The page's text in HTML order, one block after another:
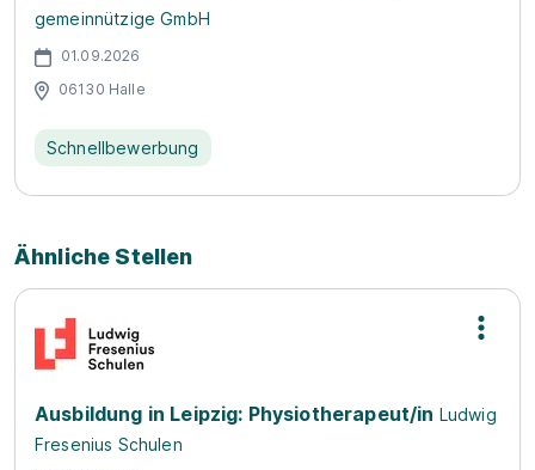
gemeinnützige GmbH
01.09.2026
06130 Halle
Schnellbewerbung
Ähnliche Stellen
Ausbildung in Leipzig: Physiotherapeut/in Ludwig
Fresenius Schulen